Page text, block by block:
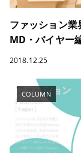
ファッション業
MD・バイヤー
2018.12.25
COLUMN